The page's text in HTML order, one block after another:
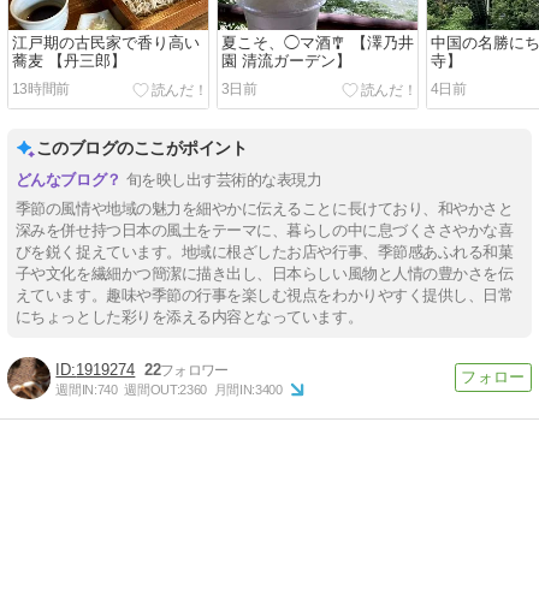
江戸期の古民家で香り高い
蕎麦 【丹三郎】
13時間前
夏こそ、◯マ酒🎐 【澤乃井
園 清流ガーデン】
3日前
中国の名勝に
寺】
4日前
このブログのここがポイント
旬を映し出す芸術的な表現力
季節の風情や地域の魅力を細やかに伝えることに長けており、和やかさと
深みを併せ持つ日本の風土をテーマに、暮らしの中に息づくささやかな喜
びを鋭く捉えています。地域に根ざしたお店や行事、季節感あふれる和菓
子や文化を繊細かつ簡潔に描き出し、日本らしい風物と人情の豊かさを伝
えています。趣味や季節の行事を楽しむ視点をわかりやすく提供し、日常
にちょっとした彩りを添える内容となっています。
1919274 22
週間IN:740 週間OUT:2360 月間IN:3400